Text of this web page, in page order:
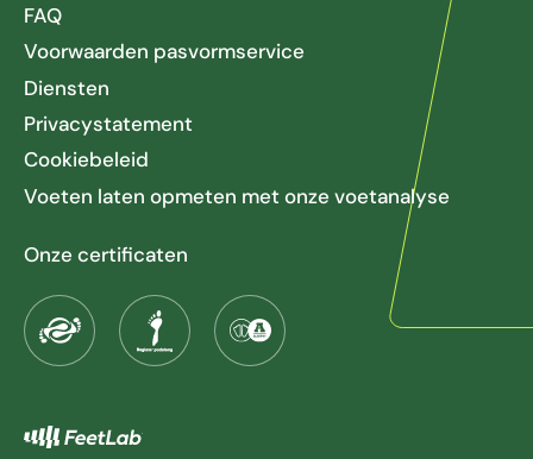
FAQ
Voorwaarden pasvormservice
Diensten
Privacystatement
Cookiebeleid
Voeten laten opmeten met onze voetanalyse
Onze certificaten